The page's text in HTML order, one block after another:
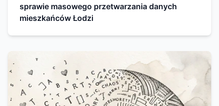
sprawie masowego przetwarzania danych
mieszkańców Łodzi